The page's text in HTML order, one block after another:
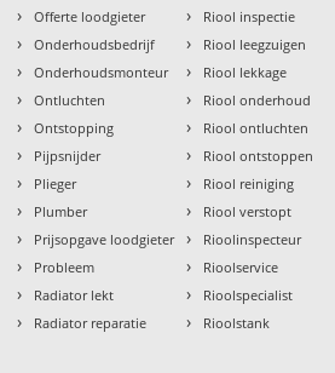
› Offerte loodgieter
› Onderhoudsbedrijf
› Onderhoudsmonteur
› Ontluchten
› Ontstopping
› Pijpsnijder
› Plieger
› Plumber
› Prijsopgave loodgieter
› Probleem
› Radiator lekt
› Radiator reparatie
› Riool inspectie
› Riool leegzuigen
› Riool lekkage
› Riool onderhoud
› Riool ontluchten
› Riool ontstoppen
› Riool reiniging
› Riool verstopt
› Rioolinspecteur
› Rioolservice
› Rioolspecialist
› Rioolstank